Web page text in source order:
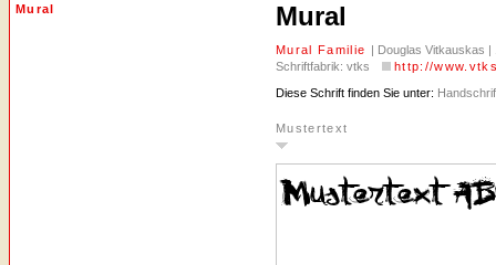
Mural Mural
Mural Familie | Douglas Vitkauskas |
Schriftfabrik: vtks
http://
Diese Schrift finden Sie unter:
Mustertext